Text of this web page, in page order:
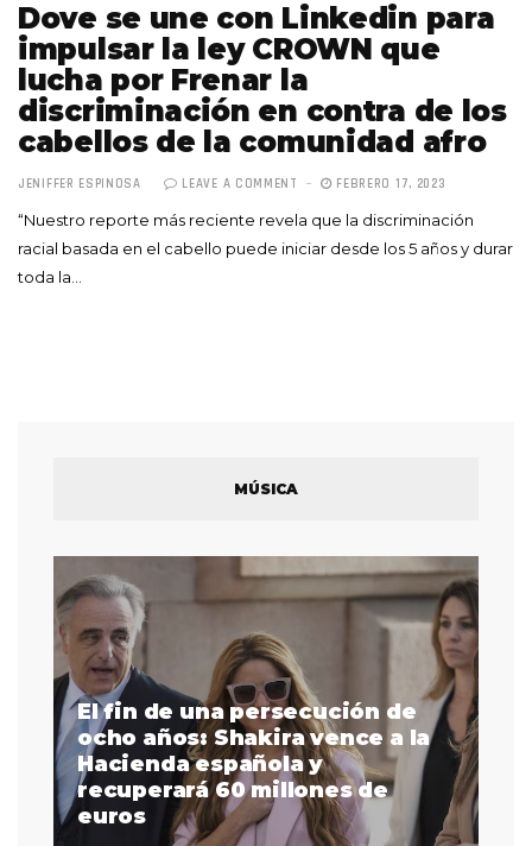
Dove se une con Linkedin para
impulsar la ley CROWN que
lucha por Frenar la
discriminación en contra de los
cabellos de la comunidad afro
JENIFFER ESPINOSA LEAVE A COMMENT FEBRERO 17, 2023
“Nuestro reporte más reciente revela que la discriminación
racial basada en el cabello puede iniciar desde los 5 años y durar
toda la…
MÚSICA
El fin de una persecución de
ocho años: Shakira vence a la
Hacienda española y
recuperará 60 millones de
euros